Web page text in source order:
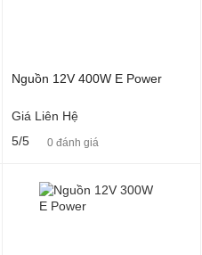
Nguồn 12V 400W E Power
Giá Liên Hệ
5/5
0 đánh giá